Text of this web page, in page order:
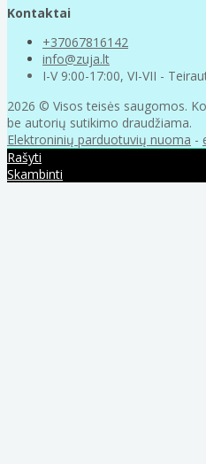
Kontaktai
+37067816142
info@zuja.lt
I-V 9:00-17:00, VI-VII -
2026 © Visos teisės saugomos.
be autorių sutikimo draudžiama.
Elektroninių parduotuvių nuoma -
Rašyti
Skambinti